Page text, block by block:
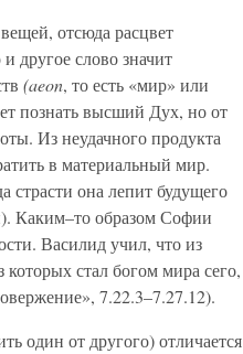
отсюда расцвет
другое слово значит
(aeon, то есть «мир» или
познать высший Дух, но от
Из неудачного продукта
в материальный мир.
она лепит будущего
Каким–то образом Софии
Василид учил, что из
стал богом мира сего,
7.22.3–7.27.12).
один от другого) отличается